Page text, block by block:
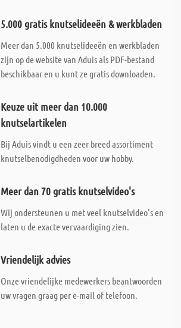
5.000 gratis knutselideeën & werkbladen
Meer dan 5.000 knutselideeën en werkbladen
zijn op de website van Aduis als PDF-bestand
beschikbaar en u kunt ze gratis downloaden.
Keuze uit meer dan 10.000
knutselartikelen
Bij Aduis vindt u een zeer breed assortiment
knutselbenodigdheden voor uw hobby.
Meer dan 70 gratis knutselvideo's
Wij ondersteunen u met veel knutselvideo's en
laten u de exacte vervaardiging zien.
Vriendelijk advies
Onze vriendelijke medewerkers beantwoorden
uw vragen graag per e-mail of telefoon.